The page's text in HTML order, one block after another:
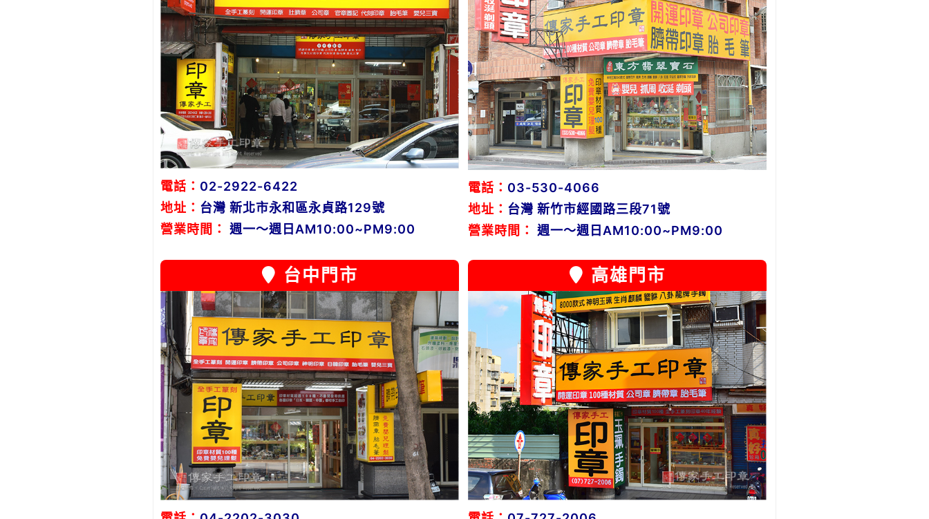
電話： 02-2922-6422
地址： 台灣 新北市永和區永貞路129號
營業時間：
週一～週日AM10:00~PM9:00
電話： 03-530-4066
地址： 台灣 新竹市經國路三段71號
營業時間：
週一～週日AM10:00~PM9:00
台中門市 高雄門市